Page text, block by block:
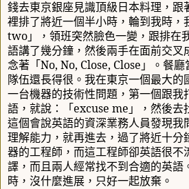
錢去東京銀座見識頂級日本料理，跟
裡排了將近一個半小時，輪到我時，
two」，領班突然臉色一變，跟排在
語講了幾分鐘，然後兩手在面前交叉
念著「No, No, Close, Close 」。餐
隊伍還長得很。我在東京一個最大的
一台機器的技術性問題，第一個跟我
語，就說：「excuse me 」，然後去
這個會說英語的資深業務人員發現我
理解能力，就再進去，過了將近十分
器的工程師，而這工程師卻英語很不
譯，而且兩人經常找不到合適的英語
時，沒什麼進展，只好一起放棄。